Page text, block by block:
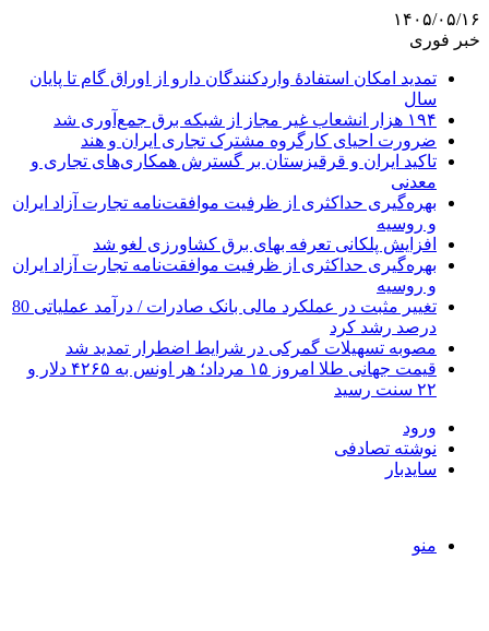
۱۴۰۵/۰۵/۱۶
خبر فوری
تمدید امکان استفادۀ واردکنندگان دارو از اوراق گام تا پایان
سال
۱۹۴ هزار انشعاب غیر مجاز از شبکه برق جمع‌آوری شد
ضرورت احیای کارگروه مشترک تجاری ایران و هند
تاکید ایران و قرقیزستان بر گسترش همکاری‌های تجاری و
معدنی
بهره‌گیری حداکثری از ظرفیت موافقت‌نامه تجارت آزاد ایران
و روسیه
افزایش پلکانی تعرفه بهای برق کشاورزی لغو شد
بهره‌گیری حداکثری از ظرفیت موافقت‌نامه تجارت آزاد ایران
و روسیه
تغییر مثبت در عملکرد مالی بانک صادرات / درآمد عملیاتی 80
درصد رشد کرد
مصوبه تسهیلات گمرکی در شرایط اضطرار تمدید شد
قیمت جهانی طلا امروز ۱۵ مرداد؛ هر اونس به ۴۲۶۵ دلار و
۲۲ سنت رسید
ورود
نوشته تصادفی
سایدبار
منو